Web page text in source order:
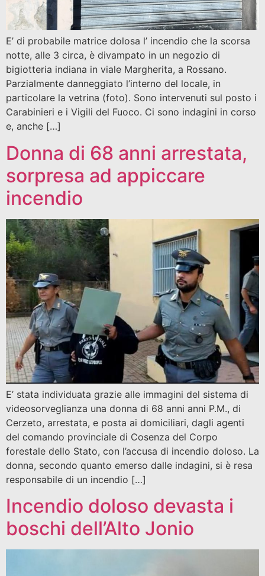
E’ di probabile matrice dolosa l’ incendio che la scorsa
notte, alle 3 circa, è divampato in un negozio di
bigiotteria indiana in viale Margherita, a Rossano.
Parzialmente danneggiato l’interno del locale, in
particolare la vetrina (foto). Sono intervenuti sul posto i
Carabinieri e i Vigili del Fuoco. Ci sono indagini in corso
e, anche […]
Donna di 68 anni arrestata,
sorpresa ad appiccare
incendio
E’ stata individuata grazie alle immagini del sistema di
videosorveglianza una donna di 68 anni anni P.M., di
Cerzeto, arrestata, e posta ai domiciliari, dagli agenti
del comando provinciale di Cosenza del Corpo
forestale dello Stato, con l’accusa di incendio doloso. La
donna, secondo quanto emerso dalle indagini, si è resa
responsabile di un incendio […]
Incendio doloso devasta i
boschi dell’Alto Jonio